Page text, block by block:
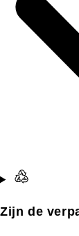
Zijn de